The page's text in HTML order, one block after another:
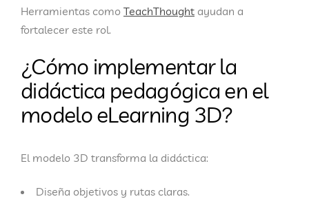
Herramientas como TeachThought ayudan a
fortalecer este rol.
¿Cómo implementar la
didáctica pedagógica en el
modelo eLearning 3D?
El modelo 3D transforma la didáctica:
Diseña objetivos y rutas claras.